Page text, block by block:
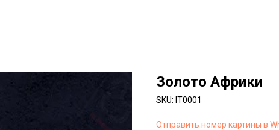
Золото Африки
SKU: IT0001
Отправить номер картины в